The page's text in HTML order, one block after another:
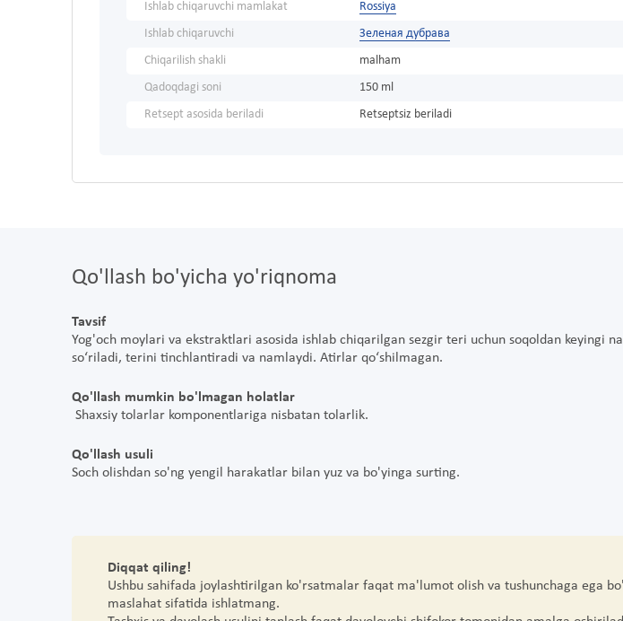
Ishlab chiqaruvchi mamlakat
Rossiya
Ishlab chiqaruvchi
Зеленая дубрава
Chiqarilish shakli
malham
Qadoqdagi soni
150 ml
Retsept asosida beriladi
Retseptsiz beriladi
Qo'llash bo'yicha yo'riqnoma
Tavsif
Yog'och moylari va ekstraktlari asosida ishlab chiqarilgan sezgir teri uchun soqoldan keyingi
so‘riladi, terini tinchlantiradi va namlaydi. Atirlar qo‘shilmagan.
Qo'llash mumkin bo'lmagan holatlar
Shaxsiy tolarlar komponentlariga nisbatan tolarlik.
Qo'llash usuli
Soch olishdan so'ng yengil harakatlar bilan yuz va bo'yinga surting.
Diqqat qiling!
Ushbu sahifada joylashtirilgan ko'rsatmalar faqat ma'lumot olish va tushunchaga ega
maslahat sifatida ishlatmang.